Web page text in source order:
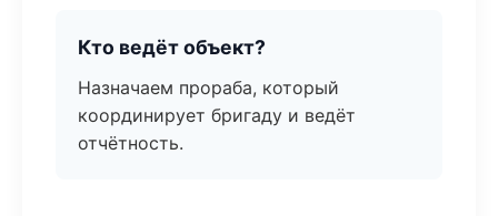
Кто ведёт объект?
Назначаем прораба, который
координирует бригаду и ведёт
отчётность.